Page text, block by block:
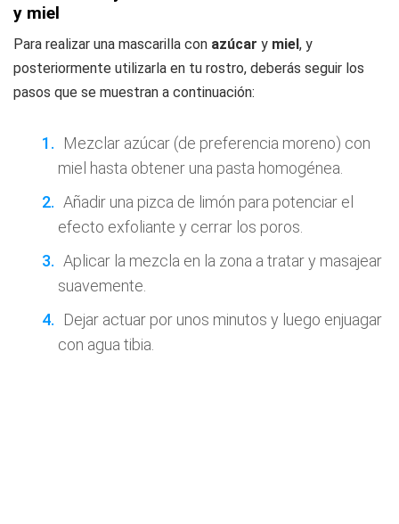
y miel
Para realizar una mascarilla con azúcar y miel, y
posteriormente utilizarla en tu rostro, deberás seguir los
pasos que se muestran a continuación:
Mezclar azúcar (de preferencia moreno) con
miel hasta obtener una pasta homogénea.
Añadir una pizca de limón para potenciar el
efecto exfoliante y cerrar los poros.
Aplicar la mezcla en la zona a tratar y masajear
suavemente.
Dejar actuar por unos minutos y luego enjuagar
con agua tibia.